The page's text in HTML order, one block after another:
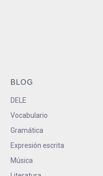
BLOG
DELE
Vocabulario
Gramática
Expresión escrita
Música